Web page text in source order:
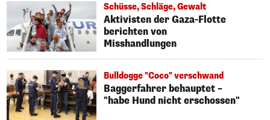
Schüsse, Schläge, Gewalt
Aktivisten der Gaza-Flotte
berichten von
Misshandlungen
Bulldogge "Coco" verschwand
Baggerfahrer behauptet –
"habe Hund nicht erschossen"